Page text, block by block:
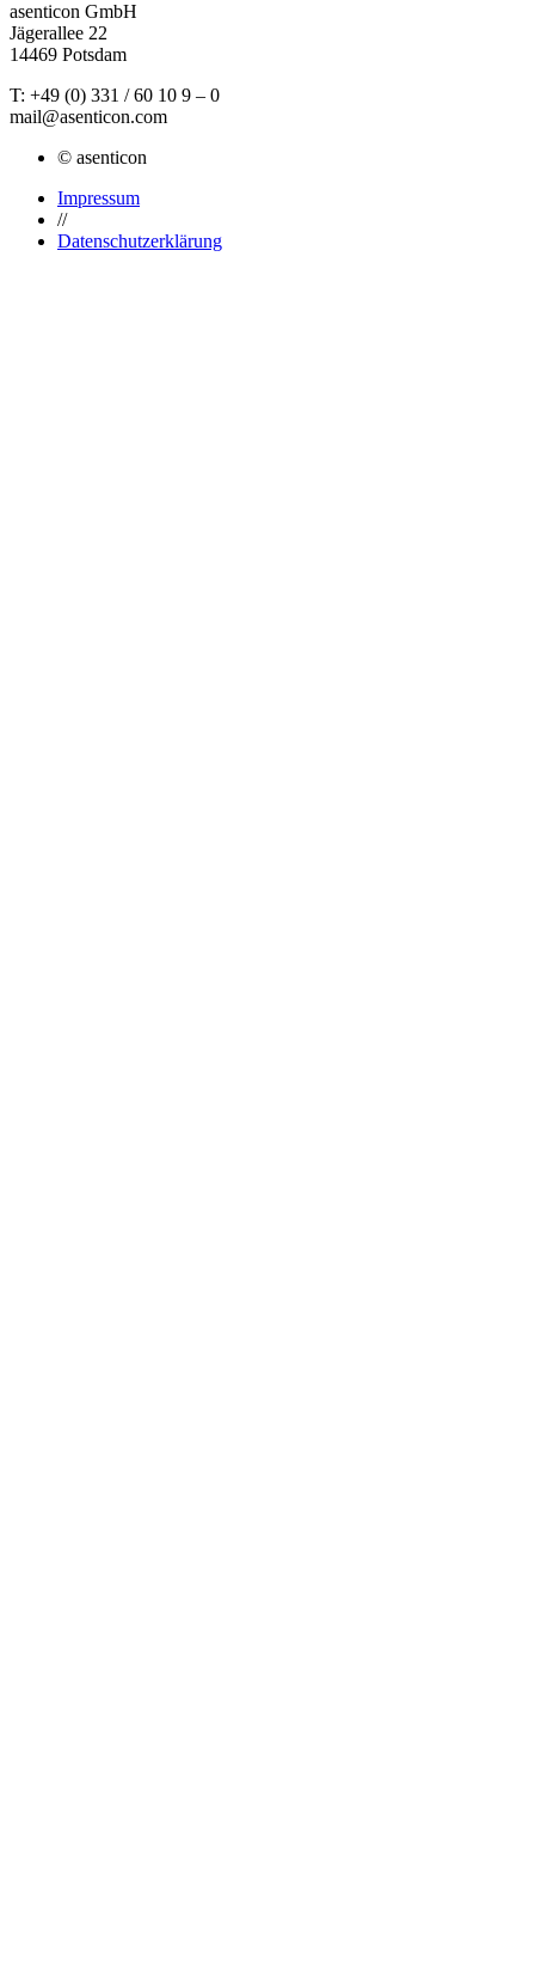
asenticon GmbH
Jägerallee 22
14469 Potsdam
T: +49 (0) 331 / 60 10 9 – 0
mail@asenticon.com
© asenticon
Impressum
//
Datenschutzerklärung